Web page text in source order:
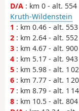
D/A : km 0 - alt.
Kruth-Wildenstein
1 : km 0.46 - alt.
2 : km 2.64 - alt.
3 : km 4.67 - alt.
4 : km 5.17 - alt.
5 : km 5.98 - alt. 1
6 : km 7.77 - alt. 1
7 : km 8.79 - alt. 1
8 : km 10.5 - alt.